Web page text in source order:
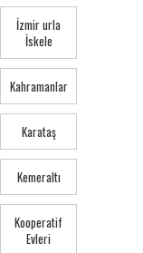
İzmir urla
İskele
Kahramanlar
Karataş
Kemeraltı
Kooperatif
Evleri